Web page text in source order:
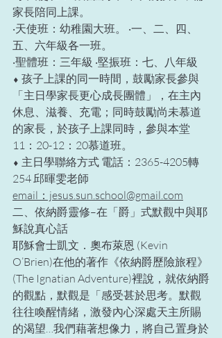
家長陪同上課。
‧天使班：幼稚園大班。 ‧一、二、四、
五、六年級各一班。
‧聖體班：三年級 ‧堅振班：七、八年級
⬧ 孩子上課的同一時間，鼓勵家長參與
「主日學家長更心成長團體」，在主內
休息、滋養、充電；同時鼓勵尚未慕道
的家長，於孩子上課同時，參與本堂
11：20-12：20慕道班。
⬧ 主日學聯絡方式 電話：2365-4205轉
254 邱暉雯老師
email：jesus.sun.school@gmail.com
二、依納爵靈修–在「爵」式默觀中與耶
穌說真心話
耶穌會士凱文．奧布萊恩 (Kevin
O’Brien)在他的著作《依納爵歷險旅程》
(The Ignatian Adventure)裡說，就依納爵
的觀點，默觀是「感受甚於思考。默觀
往往喚醒情緒，激發內心深處天主所賜
的渴望…我們藉著想像力，將自己置身於